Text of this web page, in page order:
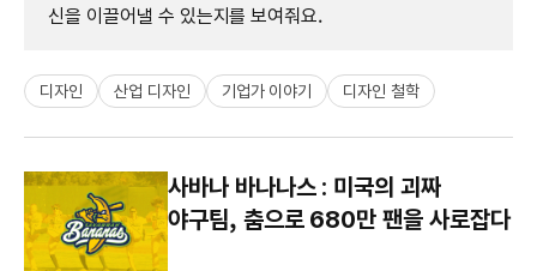
신을 이끌어낼 수 있는지를 보여줘요.
디자인 산업 디자인 기업가 이야기 디자인 철학
사바나 바나나스 : 미국의 괴짜
야구팀, 춤으로 680만 팬을 사로잡다